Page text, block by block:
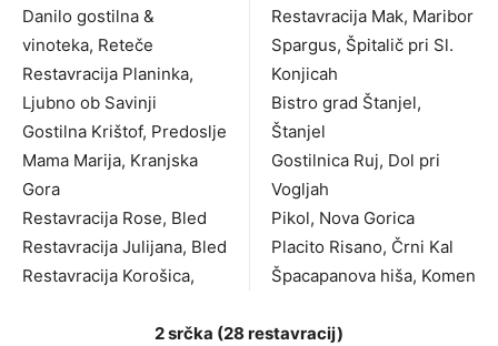
Danilo gostilna &
vinoteka, Reteče
Restavracija Planinka,
Ljubno ob Savinji
Gostilna Krištof, Predoslje
Mama Marija, Kranjska
Gora
Restavracija Rose, Bled
Restavracija Julijana, Bled
Restavracija Korošica,
Restavracija Mak, Maribor
Spargus, Špitalič pri Sl.
Konjicah
Bistro grad Štanjel,
Štanjel
Gostilnica Ruj, Dol pri
Vogljah
Pikol, Nova Gorica
Placito Risano, Črni Kal
Špacapanova hiša, Komen
2 srčka (28 restavracij)